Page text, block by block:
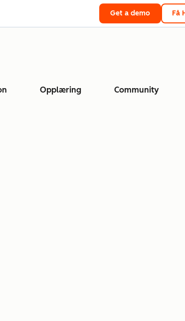
Get a demo Få
Opplæring Community